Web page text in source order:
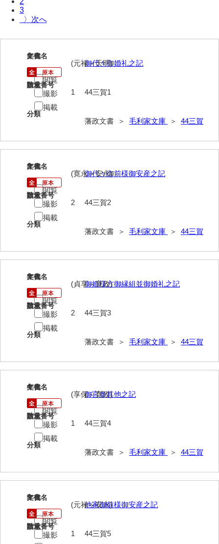
36賞典
37奉書
39諸伺
43美目
46吉凶
49状控類
52給禄
55旧記
58絵図
60高杉丹治編輯日記
3
〉
1
文書名
御代々御婚礼之記
請求番号
44三賀1
分類
藩政文書 ＞ 毛利家文庫 ＞ 44三賀
年代
(元禄～天明)
数量
1
閲覧
撮影
掲載
2
文書名
御代々御前様御安産之記
請求番号
44三賀2
分類
藩政文書 ＞ 毛利家文庫 ＞ 44三賀
年代
(寛永～安永)
数量
2
閲覧
撮影
掲載
3
文書名
御姫様方御縁組並御婚礼之記
請求番号
44三賀3
分類
藩政文書 ＞ 毛利家文庫 ＞ 44三賀
年代
(貞享～寛政)
数量
2
閲覧
撮影
掲載
4
文書名
御宮参其他之記
請求番号
44三賀4
分類
藩政文書 ＞ 毛利家文庫 ＞ 44三賀
年代
(享保～寛政)
数量
1
閲覧
撮影
掲載
5
文書名
他家御前様御安産之記
請求番号
44三賀5
年代
(元禄～安永)
数量
1
閲覧
撮影